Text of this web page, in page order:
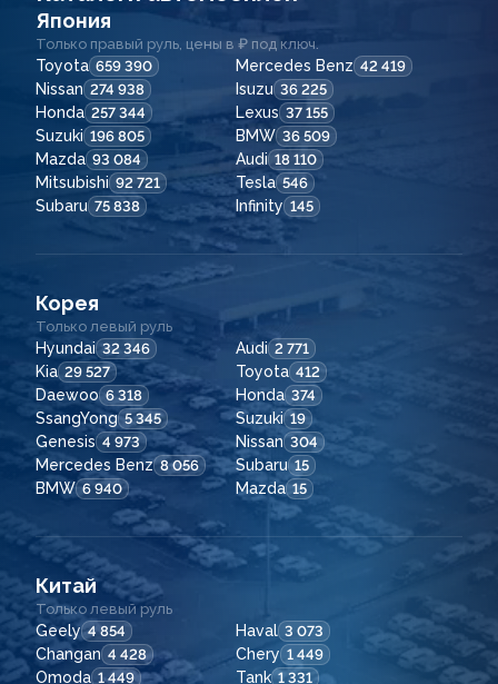
Япония
Только правый руль, цены в ₽ под ключ.
Toyota 659 390 Mercedes Benz 42 419
Nissan 274 938 Isuzu 36 225
Honda 257 344 Lexus 37 155
Suzuki 196 805 BMW 36 509
Mazda 93 084 Audi 18 110
Mitsubishi 92 721 Tesla 546
Subaru 75 838 Infinity 145
Корея
Только левый руль
Hyundai 32 346 Audi 2 771
Kia 29 527 Toyota 412
Daewoo 6 318 Honda 374
SsangYong 5 345 Suzuki 19
Genesis 4 973 Nissan 304
Mercedes Benz 8 056 Subaru 15
BMW 6 940 Mazda 15
Китай
Только левый руль
Geely 4 854 Haval 3 073
Changan 4 428 Chery 1 449
Omoda 1 449 Tank 1 331